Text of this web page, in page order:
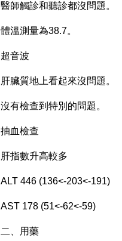
醫師觸診和聽診都沒問題。
體溫測量為38.7。
超音波
肝臟質地上看起來沒問題。
沒有檢查到特別的問題。
抽血檢查
肝指數升高較多
ALT 446 (136<-203<-191)
AST 178 (51<-62<-59)
二、用藥